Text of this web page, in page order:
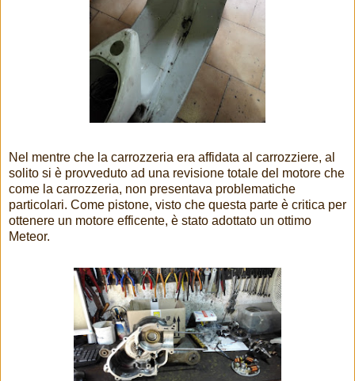
Nel mentre che la carrozzeria era affidata al carrozziere, al
solito si è provveduto ad una revisione totale del motore che
come la carrozzeria, non presentava problematiche
particolari. Come pistone, visto che questa parte è critica per
ottenere un motore efficente, è stato adottato un ottimo
Meteor.